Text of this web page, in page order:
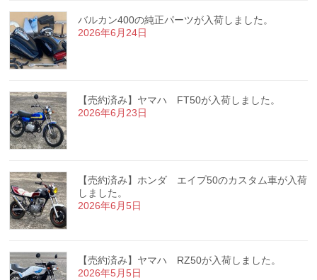
バルカン400の純正パーツが入荷しました。
2026年6月24日
【売約済み】ヤマハ FT50が入荷しました。
2026年6月23日
【売約済み】ホンダ エイプ50のカスタム車が入荷
しました。
2026年6月5日
【売約済み】ヤマハ RZ50が入荷しました。
2026年5月5日